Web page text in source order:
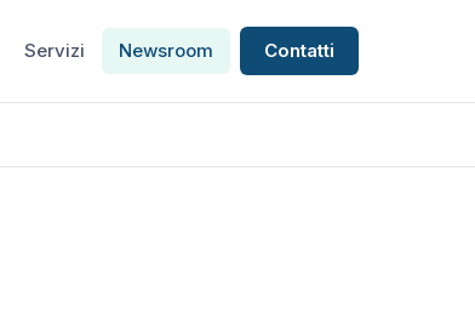
Servizi Newsroom Contatti